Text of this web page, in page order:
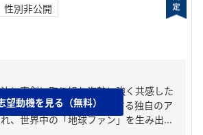
性別非公開
に真剣に取り組む姿勢に強く共感した
境問題や社会的課題に対する独自のア
、世界中の「地球ファン」を生み出...
望動機を見る（無料）